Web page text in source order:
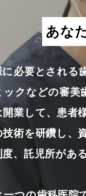
あな
に必要とされる
ックなどの審
業して、患者
技術を研鑽し、
度、託児所があ